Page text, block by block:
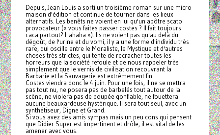
Depuis, Jean Louis a sorti un troisième roman sur une micro
maison d'édition et continue de tourner dans les lieux
alternatifs. Les benêts ne voient en lui qu'un apôtre scato
provocateur (« vous faites passer costes ? Il fait toujours
caca partout? Hahaha »). Ils ne voient pas qu'au delà du
dégoût, de l'urine et du vomi, il y a une forme d'individu très
rare, qui oscille entre le Moraliste, le Mystique et d'autres
choses très strictes, qui tente de recracher toutes les
horreurs que la société refoule et de nous rappeler très
simplement que le vernis de civilisation recouvrant la
Barbarie et la Sauvagerie est extrêmement fin.
Costes viendra donc le 4 juin. Pour une fois, il ne se mettra
pas tout nu, ne posera pas de barbelés tout autour de la
scène, ne violera pas de poupée gonflable, ne fouettera
aucune beauxardeuse hystérique. Il sera tout seul, avec un
synthétiseur, Digne et Grand.
Si vous avez des amis sympas mais un peu cons qui pensent
que Didier Super est impertinent et drôle, il est vital de les
amener avec vous.